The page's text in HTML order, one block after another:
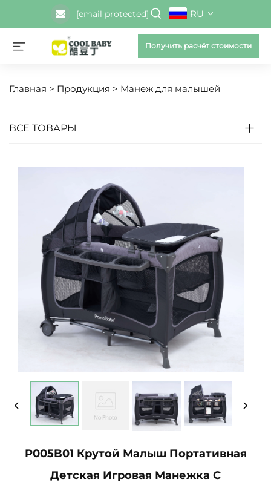
[email protected] RU
Получить расчёт стоимости
Главная > Продукция > Манеж для малышей
ВСЕ ТОВАРЫ
P005B01 Крутой Малыш Портативная
Детская Игровая Манежка С